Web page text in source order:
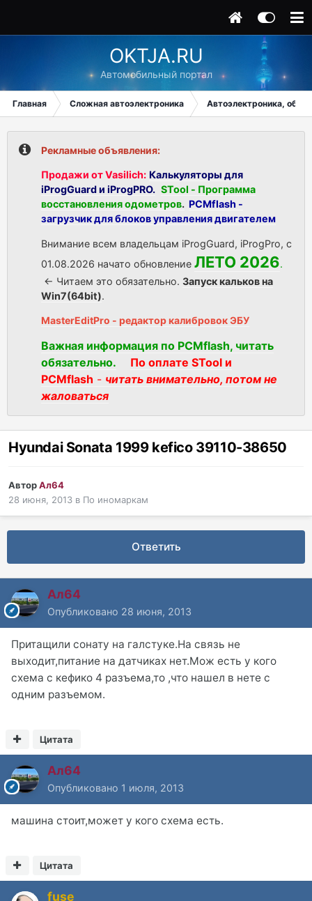
OKTJA.RU
Автомобильный портал
Главная Сложная автоэлектроника Автоэлектроника,
Рекламные объявления:
Продажи от Vasilich: Калькуляторы для
iProgGuard и iProgPRO. STool - Программа
восстановления одометров. PCMflash -
загрузчик для блоков управления двигателем
Внимание всем владельцам iProgGuard, iProgPro, с
01.08.2026 начато обновление ЛЕТО 2026.
<- Читаем это обязательно. Запуск кальков на
Win7(64bit).
MasterEditPro - редактор калибровок ЭБУ
Важная информация по PCMflash, читать
обязательно.
По оплате STool и
PCMflash - читать внимательно, потом не
жаловаться
Hyundai Sonata 1999 kefico 39110-38650
АвторАл64
28 июня, 2013 в По иномаркам
Ответить
Ал64
Опубликовано 28 июня, 2013
Притащили сонату на галстуке.На связь не
выходит,питание на датчиках нет.Мож есть у кого
схема с кефико 4 разъема,то ,что нашел в нете с
одним разъемом.
Цитата
Ал64
Опубликовано 1 июля, 2013
машина стоит,может у кого схема есть.
Цитата
fuse